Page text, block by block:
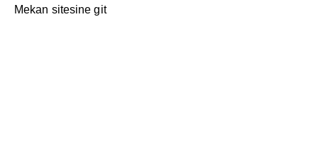
Mekan sitesine git